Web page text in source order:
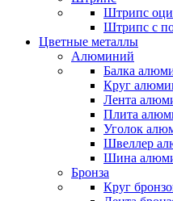
Штрипс
Штрипс с
Цветные металлы
Алюминий
Балка
Круг
Лента
Плита
Уголок
Швеллер
Шина
Бронза
Круг